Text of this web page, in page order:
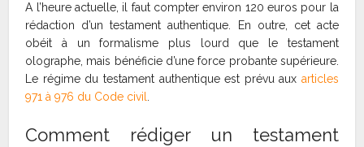
A l’heure actuelle, il faut compter environ 120 euros pour la
rédaction d’un testament authentique. En outre, cet acte
obéit à un formalisme plus lourd que le testament
olographe, mais bénéficie d’une force probante supérieure.
Le régime du testament authentique est prévu aux articles
971 à 976 du Code civil.
Comment rédiger un testament